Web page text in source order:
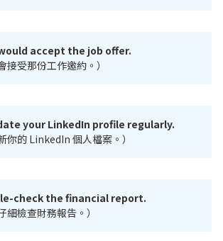
accept the job offer.
接受那份工作邀約。）
your LinkedIn profile regularly.
你的 LinkedIn 個人檔案。）
check the financial report.
細檢查財務報告。）